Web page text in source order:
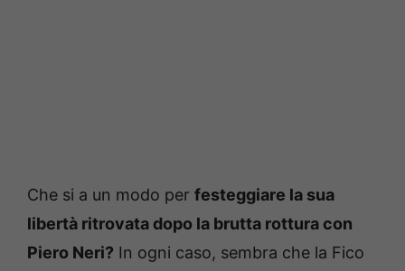
Che si a un modo per festeggiare la sua
libertà ritrovata dopo la brutta rottura con
Piero Neri? In ogni caso, sembra che la Fico